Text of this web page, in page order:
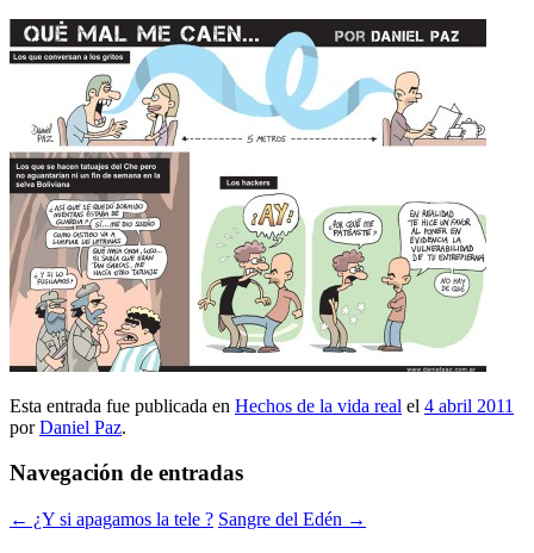
Esta entrada fue publicada en Hechos de la vida real el 4 abril 2011
porDaniel Paz.
Navegación de entradas
← ¿Y si apagamos la tele ? Sangre del Edén →